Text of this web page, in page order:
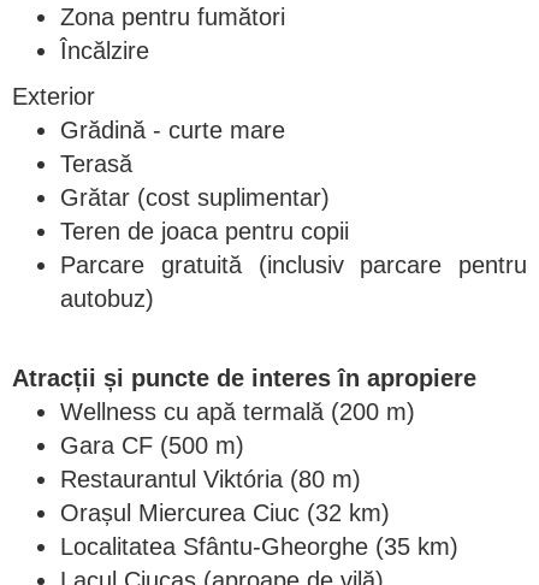
Zona pentru fumători
Încălzire
Exterior
Grădină - curte mare
Terasă
Grătar (cost suplimentar)
Teren de joaca pentru copii
Parcare gratuită (inclusiv parcare pentru
autobuz)
Atracții și puncte de interes în apropiere
Wellness cu apă termală (200 m)
Gara CF (500 m)
Restaurantul Viktória (80 m)
Orașul Miercurea Ciuc (32 km)
Localitatea Sfântu-Gheorghe (35 km)
Lacul Ciucaș (aproape de vilă)